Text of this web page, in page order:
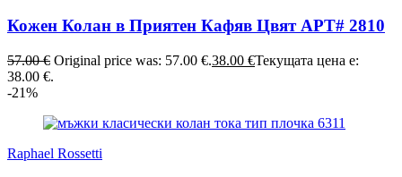
Кожен Колан в Приятен Кафяв Цвят АРТ# 2810
57.00€ Original price was: 57.00 €.38.00 €Текущата цена е:
38.00 €.
-21%
Raphael Rossetti